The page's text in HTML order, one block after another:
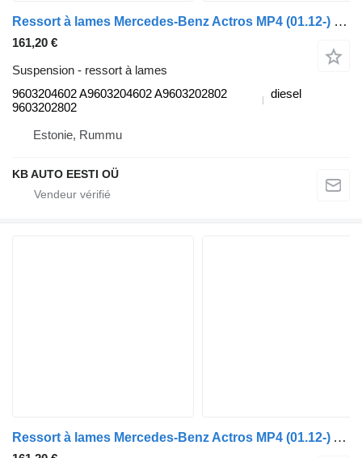
Ressort à lames Mercedes-Benz Actros MP4 (01.12-) 9603204602 pour camion Mercedes-Benz Actros MP4 Antos Arocs (2012-)
161,20 €
Suspension - ressort à lames
9603204602 A9603204602 A9603202802
9603202802
diesel
Estonie, Rummu
KB AUTO EESTI OÜ
Ressort à lames Mercedes-Benz Actros MP4 (01.12-) A9603205802 pour camion Mercedes-Benz Actros MP4 Antos Arocs (2012-)